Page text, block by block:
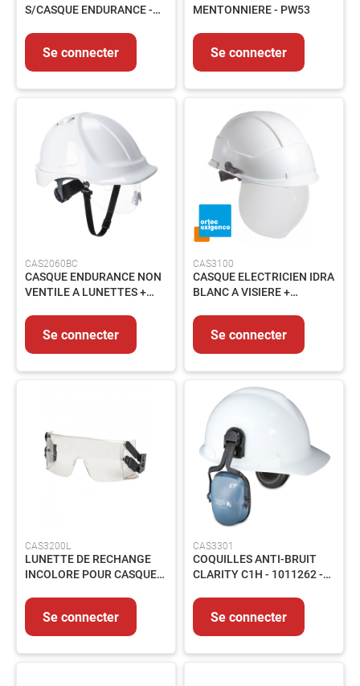
LUBRIFIANTS
GRAISSES
PEINTURES
ET
REVETEMENTS
CHIMIQUES
PRODUITS
DE
TRAITEMENT
PRODUITS
DE
DE
RECHANGE
Lot
de
bord
Flexibles
de
carrosserie
Pompe
Circuit
électrique
Transmission
Filtration
S/CASQUE ENDURANCE -
Se connecter
MENTONNIERE - PW53
Se connecter
CAS2060BC
CASQUE ENDURANCE NON
VENTILE A LUNETTES +
Se connecter
CAS3100
CASQUE ELECTRICIEN IDRA
BLANC A VISIERE +
0251JMS
Se connecter
CAS3200L
LUNETTE DE RECHANGE
INCOLORE POUR CASQUE
Se connecter
CAS3301
COQUILLES ANTI-BRUIT
CLARITY C1H - 1011262 -
Se connecter